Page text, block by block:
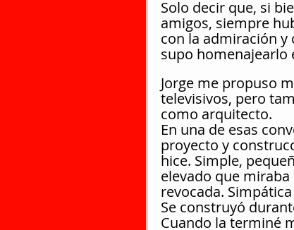
Solo decir que, si
amigos, siempre
con la admiración y
supo homenajearlo
Jorge me propuso
televisivos, pero
como arquitecto.
En una de esas
proyecto y
hice. Simple,
elevado que
revocada.
Se construyó
Cuando la terminé